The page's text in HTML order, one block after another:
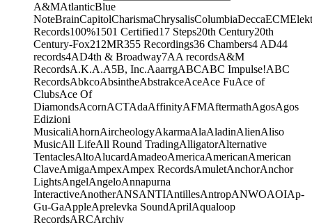
A&MAtlanticBlue
NoteBrainCapitolCharismaChrysalisColumbiaDeccaECM
Records100%1501 Certified17 Steps20th Century20th
Century-Fox21 2MR355 Recordings36 Chambers4 AD44
records4AD4th & Broadway7AA recordsA&M
RecordsA.K.A.A5B, Inc.AaarrgABCABC Impulse!ABC
RecordsAbkcoAbsintheAbstrakceAceAce FuAce of
ClubsAce Of
DiamondsAcornACTAdaAffinityAFMAftermathAgosAgos
Edizioni
MusicaliAhornAircheologyAkarmaAlaAladinAlienAliso
MusicAll LifeAll Round TradingAlligatorAlternative
TentaclesAltoAlucardAmadeoAmericaAmericanAmerican
ClaveAmigaAmpexAmpex RecordsAmuletAnchorAnchor
LightsAngelAngeloAnnapurna
InteractiveAnotherANSANTIAntillesAntropANWOAOIAp-
Gu-GaAppleAprelevka SoundAprilAqualoop
RecordsARCArchiv